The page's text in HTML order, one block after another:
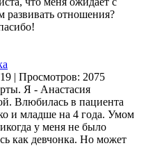
отношения?
| Просмотров: 2075
Я - Анастасия
Влюбилась в пациента
и младше на 4 года. Умом
у меня не было
как девчонка. Но может